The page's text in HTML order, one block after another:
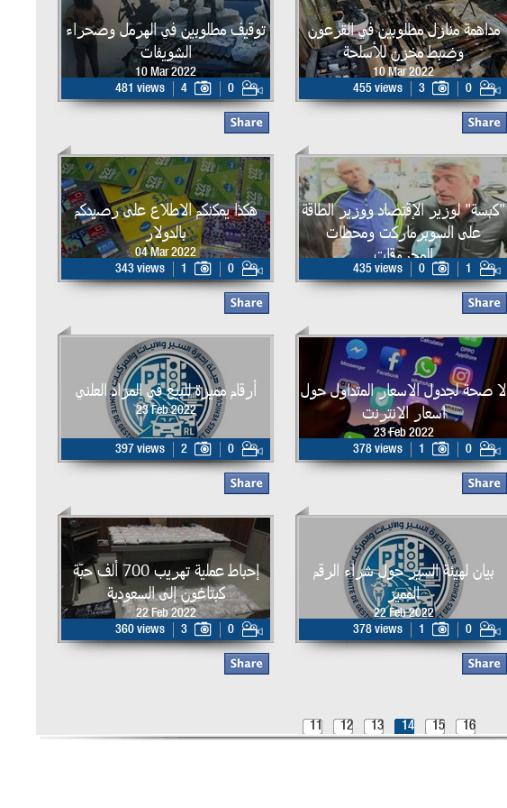
مداهمة منازل مطلوبين في القرعون
وضبط مخزن للأسلحة
10 Mar 2022
455 views
3 0
توقيف مطلوبين في الهرمل وصحراء
الشويفات
10 Mar 2022
481 views
4 0
"كبسة" لوزير الإقتصاد ووزير الطاقة
على السوبرماركت ومحطات
المحروقات
06 Mar 2022
435 views 0 1
هكذا يمكنكم الاطلاع على رصيدكم
بالدولار
04 Mar 2022
343 views
1 0
لا صحة لجدول الاسعار المتداول حول
اسعار الانترنت
23 Feb 2022
378 views
1 0
أرقام مميزة للبيع في المزاد العلني
23 Feb 2022
397 views 2 0
بيان لهيئة السير حول شراء الرقم
المميز
22 Feb 2022
378 views
1 0
إحباط عملية تهريب 700 ألف حبّة
كبتاغون إلى السعودية
22 Feb 2022
360 views
3 0
11 12 13 14 15 16